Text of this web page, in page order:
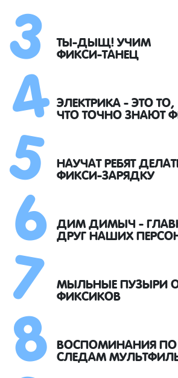
ТЫ-ДЫЩ! УЧИМ
ФИКСИ-ТАНЕЦ
ЭЛЕКТРИКА - ЭТО ТО,
ЧТО ТОЧНО ЗНАЮТ
НАУЧАТ РЕБЯТ
ФИКСИ-ЗАРЯДКУ
ДИМ ДИМЫЧ -
ДРУГ НАШИХ
МЫЛЬНЫЕ ПУЗЫРИ
ФИКСИКОВ
ВОСПОМИНАНИЯ ПО
СЛЕДАМ